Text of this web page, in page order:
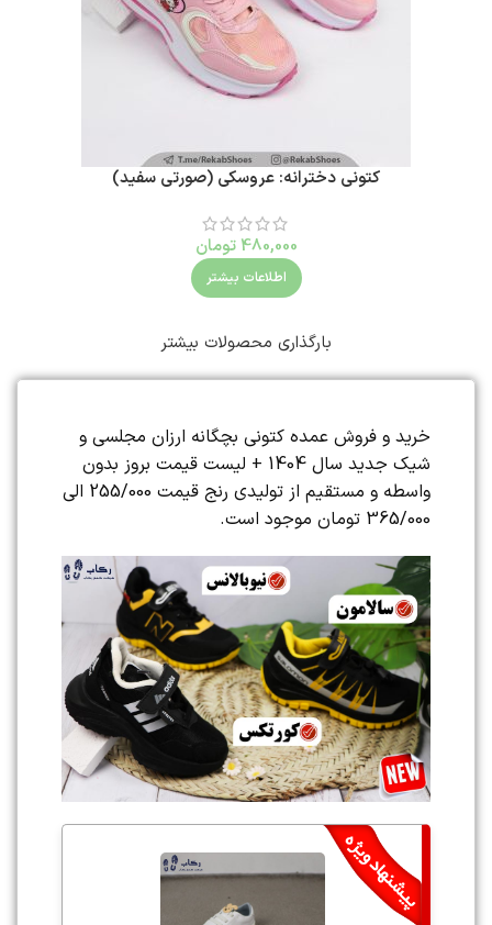
کتونی دخترانه: عروسکی (صورتی سفید)
480,000 تومان
اطلاعات بیشتر
بارگذاری محصولات بیشتر
خرید و فروش عمده کتونی بچگانه ارزان مجلسی و
شیک جدید سال 1404 + لیست قیمت بروز بدون
واسطه و مستقیم از تولیدی رنج قیمت 255/000 الی
365/000 تومان موجود است.